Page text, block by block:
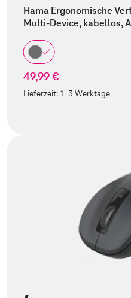
Hama Ergonomische
Multi-Device, kabellos,
49,99 €
Lieferzeit:1-3 Werktage